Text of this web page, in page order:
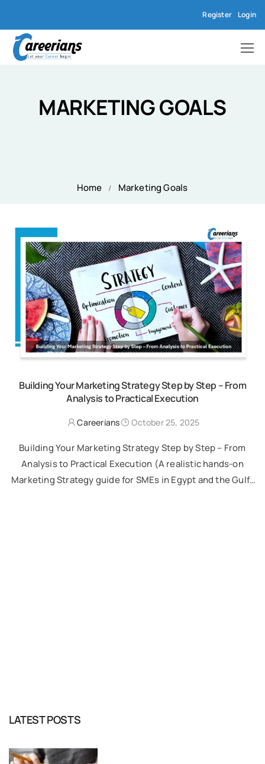
Register Login
MARKETING GOALS
Home Marketing Goals
Building Your Marketing Strategy Step by Step – From
Analysis to Practical Execution
Careerians October 25, 2025
Building Your Marketing Strategy Step by Step – From
Analysis to Practical Execution (A realistic hands-on
Marketing Strategy guide for SMEs in Egypt and the Gulf)
LATEST POSTS